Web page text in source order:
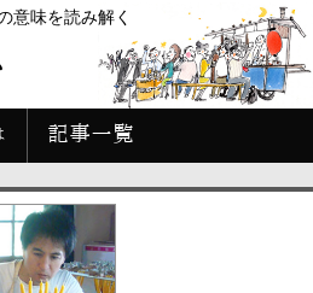
意味を読み解く
記事一覧